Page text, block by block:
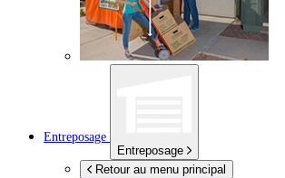
Entreposage
Entreposage
Retour au menu principal